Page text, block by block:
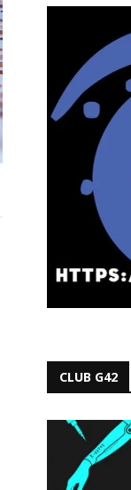
CLUB G42